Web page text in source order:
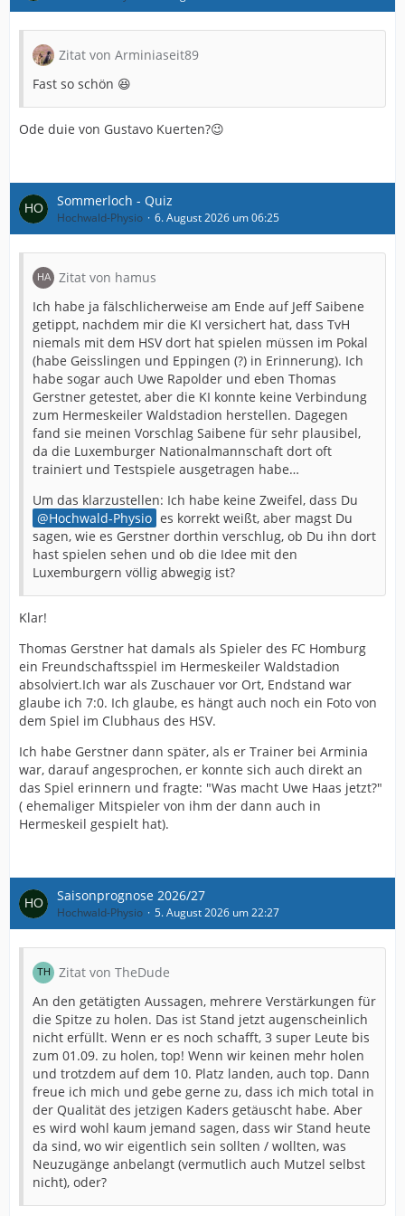
Zitat von Arminiaseit89
Fast so schön 😆
Ode duie von Gustavo Kuerten?😉
Sommerloch - Quiz
Hochwald-Physio 6. August 2026 um 06:25
Zitat von hamus
Ich habe ja fälschlicherweise am Ende auf Jeff Saibene
getippt, nachdem mir die KI versichert hat, dass TvH
niemals mit dem HSV dort hat spielen müssen im Pokal
(habe Geisslingen und Eppingen (?) in Erinnerung). Ich
habe sogar auch Uwe Rapolder und eben Thomas
Gerstner getestet, aber die KI konnte keine Verbindung
zum Hermeskeiler Waldstadion herstellen. Dagegen
fand sie meinen Vorschlag Saibene für sehr plausibel,
da die Luxemburger Nationalmannschaft dort oft
trainiert und Testspiele ausgetragen habe…
Um das klarzustellen: Ich habe keine Zweifel, dass Du
Hochwald-Physio es korrekt weißt, aber magst Du
sagen, wie es Gerstner dorthin verschlug, ob Du ihn dort
hast spielen sehen und ob die Idee mit den
Luxemburgern völlig abwegig ist?
Klar!
Thomas Gerstner hat damals als Spieler des FC Homburg
ein Freundschaftsspiel im Hermeskeiler Waldstadion
absolviert.Ich war als Zuschauer vor Ort, Endstand war
glaube ich 7:0. Ich glaube, es hängt auch noch ein Foto von
dem Spiel im Clubhaus des HSV.
Ich habe Gerstner dann später, als er Trainer bei Arminia
war, darauf angesprochen, er konnte sich auch direkt an
das Spiel erinnern und fragte: "Was macht Uwe Haas jetzt?"
( ehemaliger Mitspieler von ihm der dann auch in
Hermeskeil gespielt hat).
Saisonprognose 2026/27
Hochwald-Physio 5. August 2026 um 22:27
Zitat von TheDude
An den getätigten Aussagen, mehrere Verstärkungen für
die Spitze zu holen. Das ist Stand jetzt augenscheinlich
nicht erfüllt. Wenn er es noch schafft, 3 super Leute bis
zum 01.09. zu holen, top! Wenn wir keinen mehr holen
und trotzdem auf dem 10. Platz landen, auch top. Dann
freue ich mich und gebe gerne zu, dass ich mich total in
der Qualität des jetzigen Kaders getäuscht habe. Aber
es wird wohl kaum jemand sagen, dass wir Stand heute
da sind, wo wir eigentlich sein sollten / wollten, was
Neuzugänge anbelangt (vermutlich auch Mutzel selbst
nicht), oder?